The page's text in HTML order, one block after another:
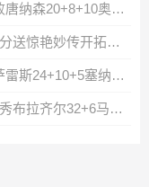
🏀夏联-热火5人上双轻取活塞止连败唐纳森20+8+10奥科里27分
🏀夏联-杨瀚森13+5+4帽&下半场11分送惊艳妙传开拓者力克掘金
🏀夏联-国王首节仅4分不敌绿军冈萨雷斯24+10+5塞纳克10+12
🏀夏联-雷霆不敌掘金夏联全败35号秀布拉齐尔32+6马拉14+7+6